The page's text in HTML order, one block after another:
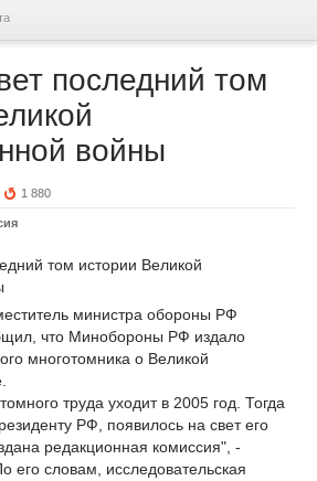
последний том
войны
1 880
министра обороны РФ
что Минобороны РФ издало
многотомника о Великой
труда уходит в 2005 год. Тогда
РФ, появилось на свет его
редакционная комиссия", -
его словам, исследовательская